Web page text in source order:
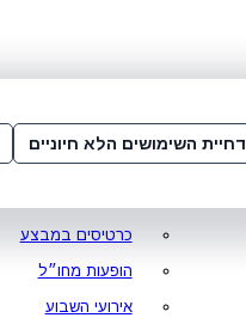
עמוד ראשי
סופר פרייס
כרטיסים במבצע
הופעות מחו״ל
אירועי השבוע
דחיית השימושים הלא חיוניים